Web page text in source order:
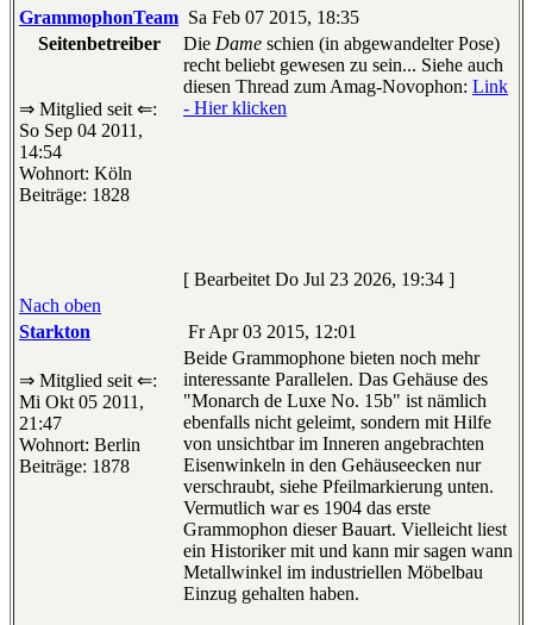
GrammophonTeam Sa Feb 07 2015, 18:35
Seitenbetreiber
⇒ Mitglied seit ⇐:
So Sep 04 2011,
14:54
Wohnort: Köln
Beiträge: 1828
Die Dame schien (in abgewandelter Pose)
recht beliebt gewesen zu sein... Siehe auch
diesen Thread zum Amag-Novophon: Link
- Hier klicken
[ Bearbeitet Do Jul 23 2026, 19:34 ]
Nach oben
Starkton
Fr Apr 03 2015, 12:01
⇒ Mitglied seit ⇐:
Mi Okt 05 2011,
21:47
Wohnort: Berlin
Beiträge: 1878
Beide Grammophone bieten noch mehr
interessante Parallelen. Das Gehäuse des
"Monarch de Luxe No. 15b" ist nämlich
ebenfalls nicht geleimt, sondern mit Hilfe
von unsichtbar im Inneren angebrachten
Eisenwinkeln in den Gehäuseecken nur
verschraubt, siehe Pfeilmarkierung unten.
Vermutlich war es 1904 das erste
Grammophon dieser Bauart. Vielleicht liest
ein Historiker mit und kann mir sagen wann
Metallwinkel im industriellen Möbelbau
Einzug gehalten haben.